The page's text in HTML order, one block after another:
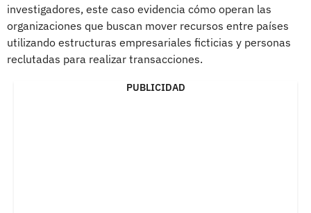
investigadores, este caso evidencia cómo operan las
organizaciones que buscan mover recursos entre países
utilizando estructuras empresariales ficticias y personas
reclutadas para realizar transacciones.
PUBLICIDAD